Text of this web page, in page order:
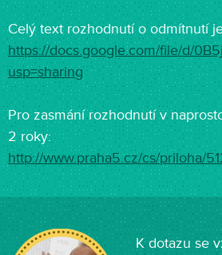
Celý text rozhodnutí o odmítnutí
https://docs.google.com/file/d/
usp=sharing
Pro zasmání rozhodnutí v
2 roky:
http://www.praha5.cz/cs/priloha/
K dotazu se